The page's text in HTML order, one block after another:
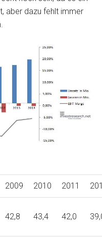
aber dazu fehlt immer
2009 2010 2011
42,8 43,4 42,0